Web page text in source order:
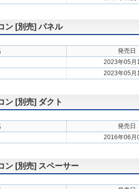
ン [別売] パネル
発売日
2023年05月
2023年05月
ン [別売] ダクト
発売日
2016年06月
ン [別売] スペーサー